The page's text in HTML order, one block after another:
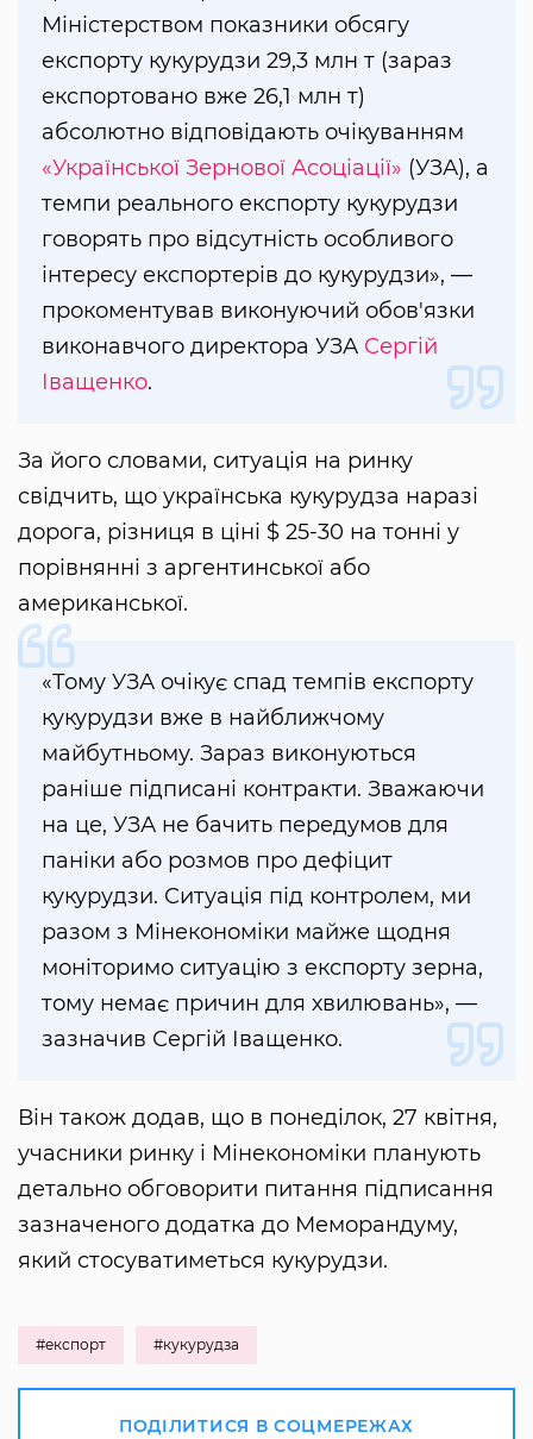
Міністерством показники обсягу
експорту кукурудзи 29,3 млн т (зараз
експортовано вже 26,1 млн т)
абсолютно відповідають очікуванням
«Української Зернової Асоціації» (УЗА), а
темпи реального експорту кукурудзи
говорять про відсутність особливого
інтересу експортерів до кукурудзи», —
прокоментував виконуючий обов'язки
виконавчого директора УЗА Сергій
Іващенко.
За його словами, ситуація на ринку
свідчить, що українська кукурудза наразі
дорога, різниця в ціні $ 25-30 на тонні у
порівнянні з аргентинської або
американської.
«Тому УЗА очікує спад темпів експорту
кукурудзи вже в найближчому
майбутньому. Зараз виконуються
раніше підписані контракти. Зважаючи
на це, УЗА не бачить передумов для
паніки або розмов про дефіцит
кукурудзи. Ситуація під контролем, ми
разом з Мінекономіки майже щодня
моніторимо ситуацію з експорту зерна,
тому немає причин для хвилювань», —
зазначив Сергій Іващенко.
Він також додав, що в понеділок, 27 квітня,
учасники ринку і Мінекономіки планують
детально обговорити питання підписання
зазначеного додатка до Меморандуму,
який стосуватиметься кукурудзи.
#експорт #кукурудза
ПОДІЛИТИСЯ В СОЦМЕРЕЖАХ